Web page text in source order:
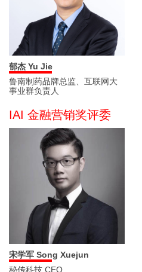
郁杰 Yu Jie
鲁南制药品牌总监、互联网大
事业群负责人
IAI 金融营销奖评委
宋学军 Song Xuejun
秘传科技 CEO